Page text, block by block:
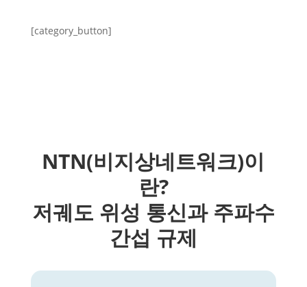
[category_button]
NTN(비지상네트워크)이
란?
저궤도 위성 통신과 주파수
간섭 규제